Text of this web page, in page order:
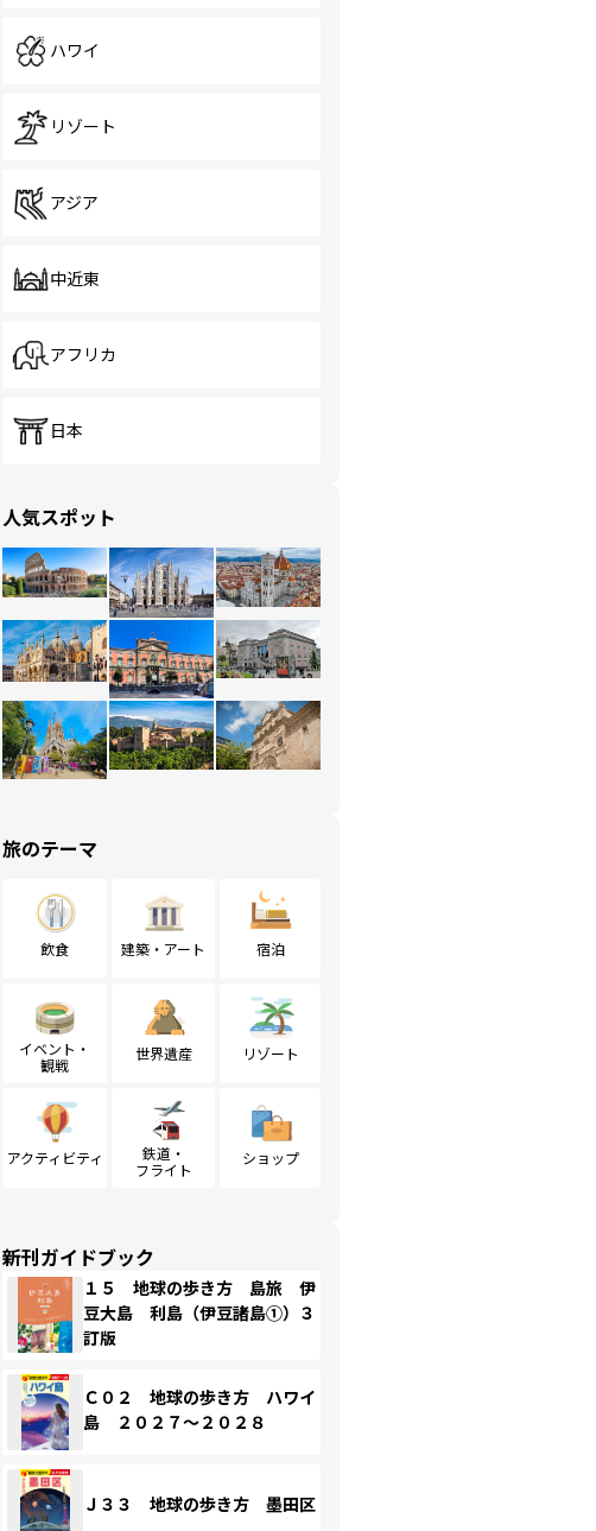
ハワイ
リゾート
アジア
中近東
アフリカ
日本
人気スポット
旅のテーマ
飲食 建築・アート 宿泊
イベント・
観戦
世界遺産 リゾート
アクティビティ
鉄道・
フライト
ショップ
新刊ガイドブック
１５ 地球の歩き方 島旅 伊
豆大島 利島（伊豆諸島①）３
訂版
Ｃ０２ 地球の歩き方 ハワイ
島 ２０２７～２０２８
Ｊ３３ 地球の歩き方 墨田区